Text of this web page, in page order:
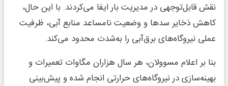
نقش قابل‌توجهی در مدیریت بار ایفا می‌کردند. با این حال،
کاهش ذخایر سدها و وضعیت نامساعد منابع آبی، ظرفیت
عملی نیروگاه‌های برق‌آبی را به‌شدت محدود می‌کند.
بنا بر اعلام مسوولان، هر سال هزاران مگاوات تعمیرات و
بهینه‌سازی در نیروگاه‌های حرارتی انجام شده و پیش‌بینی